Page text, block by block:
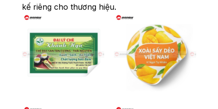
kế riêng cho thương hiệu.